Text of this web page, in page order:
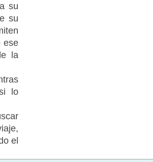
su
su
ese
la
lo
el